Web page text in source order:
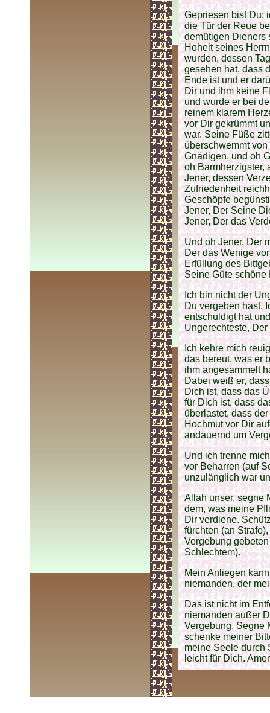
Gepriesen bist Du;
die Tür der Reue
demütigen Dieners
Hoheit seines
wurden, dessen
gesehen hat, dass
Ende ist und er
Dir und ihm keine
und wurde er bei
reinem klarem
vor Dir gekrümmt
war. Seine Füße
überschwemmt
Gnädigen, und oh
oh Barmherzigster,
Jener, dessen
Zufriedenheit
Geschöpfe
Jener, Der Seine
Jener, Der das
Und oh Jener, Der
Der das Wenige
Erfüllung des
Seine Güte schöne
Ich bin nicht der
Du vergeben hast.
entschuldigt hat
Ungerechteste,
Ich kehre mich
das bereut, was er
ihm angesammelt
Dabei weiß er,
Dich ist, dass das
für Dich ist, dass
überlastet, dass
Hochmut vor Dir
andauernd um
Und ich trenne
vor Beharren (auf
unzulänglich war
Allah unser, segne
dem, was meine
Dir verdiene.
fürchten (an
Vergebung
Schlechtem).
Mein Anliegen
niemanden, der
Das ist nicht im
niemanden außer
Vergebung. Segne
schenke meiner
meine Seele durch
leicht für Dich.